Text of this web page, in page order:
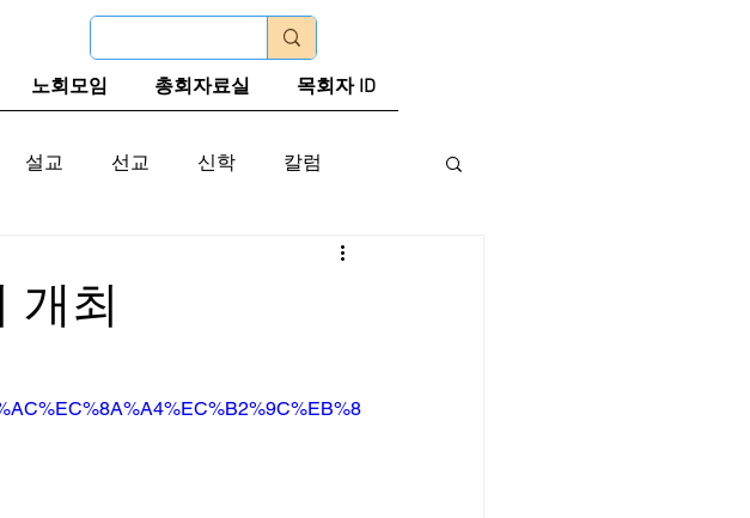
노회모임 총회자료실 목회자 ID
설교 선교 신학 칼럼
개최